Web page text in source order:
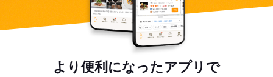
より便利になったアプリで